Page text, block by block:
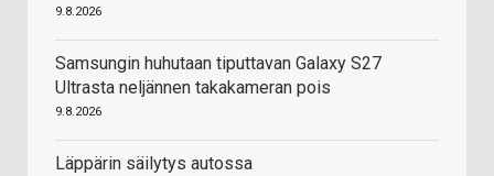
9.8.2026
Samsungin huhutaan tiputtavan Galaxy S27
Ultrasta neljännen takakameran pois
9.8.2026
Läppärin säilytys autossa